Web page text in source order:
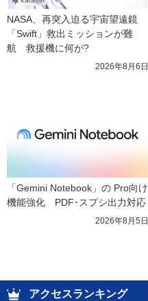
NASA、再突入迫る宇宙望遠鏡
「Swift」救出ミッションが難
航　救援機に何が?
2026年8月6日
「Gemini Notebook」の Pro向け
機能強化　PDF･スプシ出力対応
2026年8月5日
アクセスランキング